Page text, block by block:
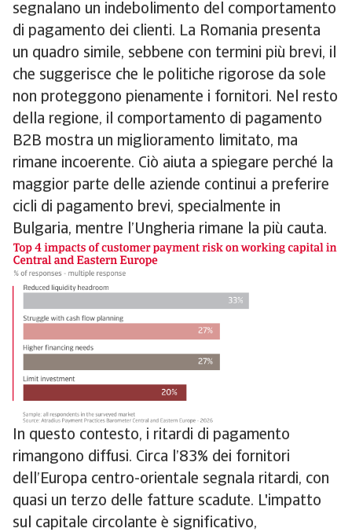
segnalano un indebolimento del comportamento
di pagamento dei clienti. La Romania presenta
un quadro simile, sebbene con termini più brevi, il
che suggerisce che le politiche rigorose da sole
non proteggono pienamente i fornitori. Nel resto
della regione, il comportamento di pagamento
B2B mostra un miglioramento limitato, ma
rimane incoerente. Ciò aiuta a spiegare perché la
maggior parte delle aziende continui a preferire
cicli di pagamento brevi, specialmente in
Bulgaria, mentre l’Ungheria rimane la più cauta.
In questo contesto, i ritardi di pagamento
rimangono diffusi. Circa l’83% dei fornitori
dell’Europa centro-orientale segnala ritardi, con
quasi un terzo delle fatture scadute. L'impatto
sul capitale circolante è significativo,